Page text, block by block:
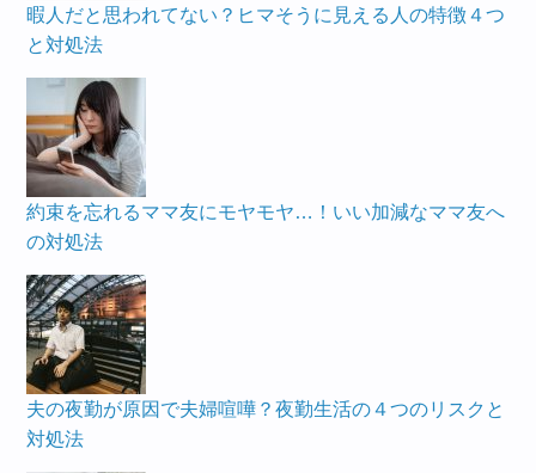
暇人だと思われてない？ヒマそうに見える人の特徴４つ
と対処法
約束を忘れるママ友にモヤモヤ…！いい加減なママ友へ
の対処法
夫の夜勤が原因で夫婦喧嘩？夜勤生活の４つのリスクと
対処法